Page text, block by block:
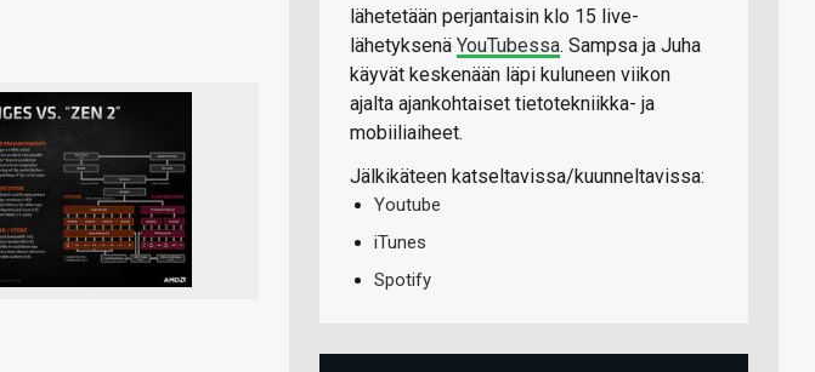
lähetetään perjantaisin klo 15 live-
lähetyksenä YouTubessa. Sampsa ja Juha
käyvät keskenään läpi kuluneen viikon
ajalta ajankohtaiset tietotekniikka- ja
mobiiliaiheet.
Jälkikäteen katseltavissa/kuunneltavissa:
Youtube
iTunes
Spotify